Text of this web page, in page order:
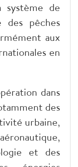
système de
des pêches
aux
en
dans
des
urbaine,
et des